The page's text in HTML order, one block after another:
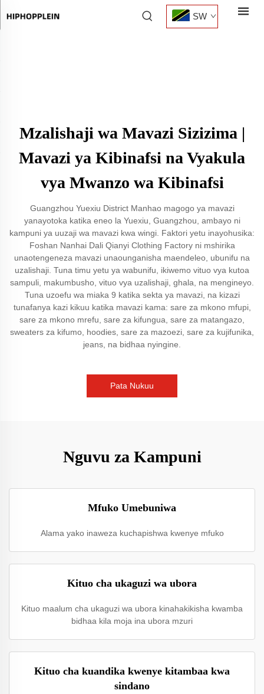
SW
Mzalishaji wa Mavazi Sizizima |
Mavazi ya Kibinafsi na Vyakula
vya Mwanzo wa Kibinafsi
Guangzhou Yuexiu District Manhao magogo ya mavazi
yanayotoka katika eneo la Yuexiu, Guangzhou, ambayo ni
kampuni ya uuzaji wa mavazi kwa wingi. Faktori yetu inayohusika:
Foshan Nanhai Dali Qianyi Clothing Factory ni mshirika
unaotengeneza mavazi unaounganisha maendeleo, ubunifu na
uzalishaji. Tuna timu yetu ya wabunifu, ikiwemo vituo vya kutoa
sampuli, makumbusho, vituo vya uzalishaji, ghala, na mengineyo.
Tuna uzoefu wa miaka 9 katika sekta ya mavazi, na kizazi
tunafanya kazi kikuu katika mavazi kama: sare za mkono mfupi,
sare za mkono mrefu, sare za kifungua, sare za matangazo,
sweaters za kifumo, hoodies, sare za mazoezi, sare za kujifunika,
jeans, na bidhaa nyingine.
Pata Nukuu
Nguvu za Kampuni
Mfuko Umebuniwa
Alama yako inaweza kuchapishwa kwenye mfuko
Kituo cha ukaguzi wa ubora
Kituo maalum cha ukaguzi wa ubora kinahakikisha kwamba
bidhaa kila moja ina ubora mzuri
Kituo cha kuandika kwenye kitambaa kwa
sindano